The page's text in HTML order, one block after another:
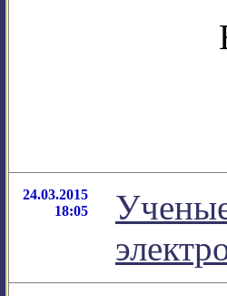
24.03.2015
18:05